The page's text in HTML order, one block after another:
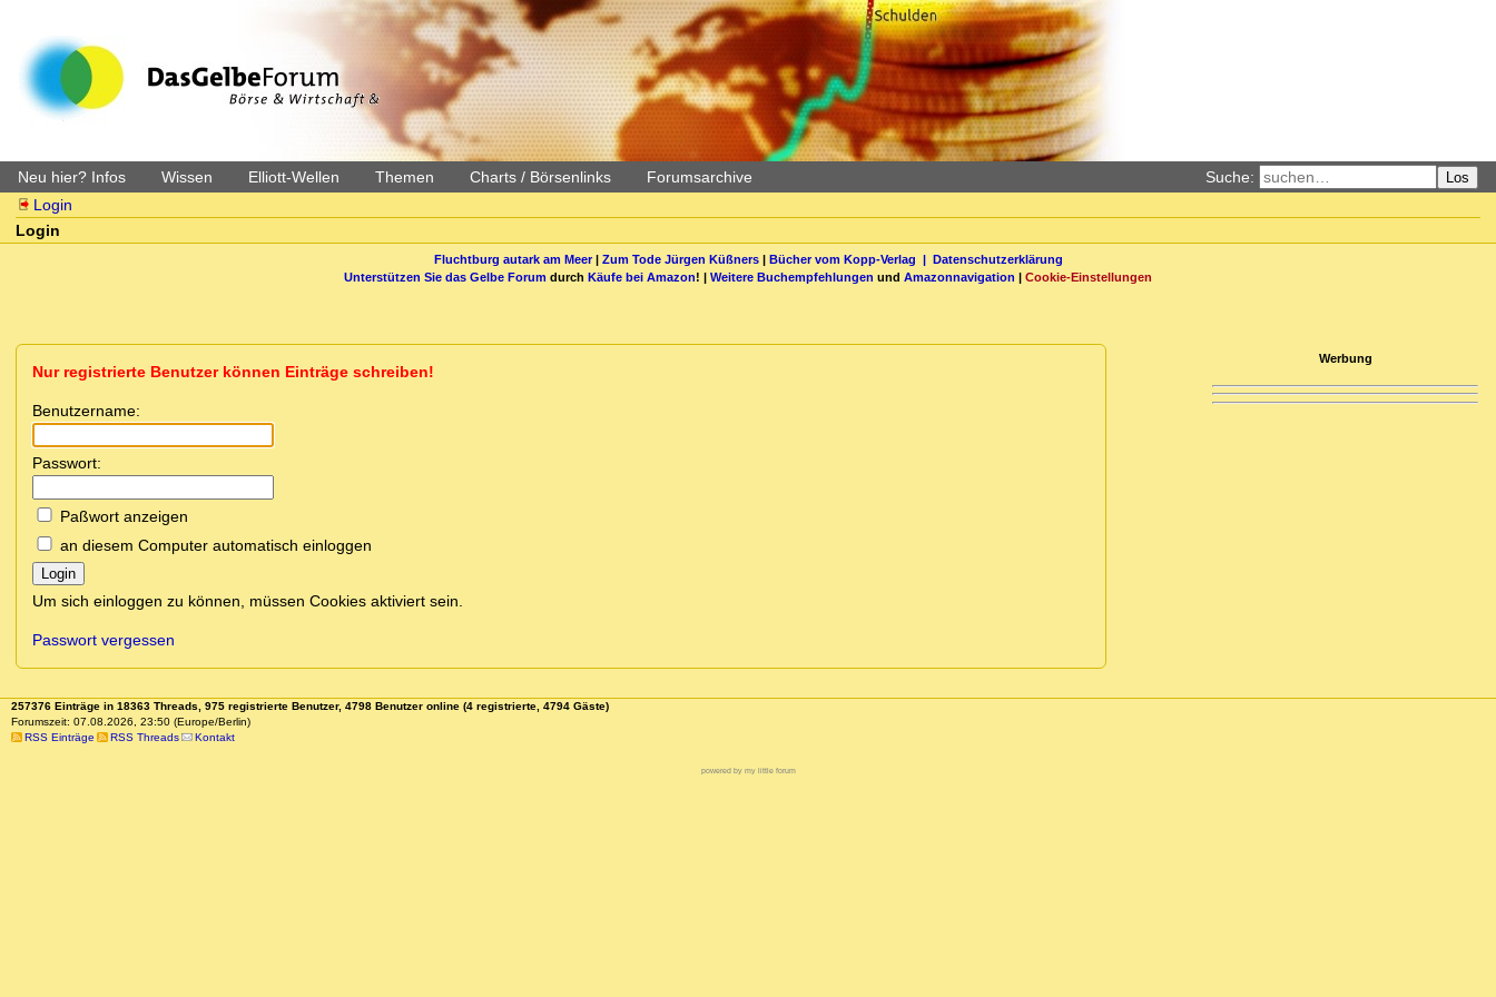
Neu hier? Infos Wissen Elliott-Wellen Themen Charts / Börsenlinks Forumsarchive Suche: Los
Login
Login
Fluchtburg autark am Meer| Zum Tode Jürgen Küßners| Bücher vom Kopp-Verlag | Datenschutzerklärung
Unterstützen Sie das Gelbe Forum durch Käufe bei Amazon! | Weitere Buchempfehlungen und Amazonnavigation | Cookie-Einstellungen
Nur registrierte Benutzer können Einträge schreiben!
Benutzername:
Passwort:
Paßwort anzeigen
an diesem Computer automatisch einloggen
Login
Um sich einloggen zu können, müssen Cookies aktiviert sein.
Passwort vergessen
Werbung
257376 Einträge in 18363 Threads, 975 registrierte Benutzer, 4798 Benutzer online (4 registrierte, 4794 Gäste)
Forumszeit: 07.08.2026, 23:50 (Europe/Berlin)
RSS Einträge
RSS Threads Kontakt
powered by my little forum